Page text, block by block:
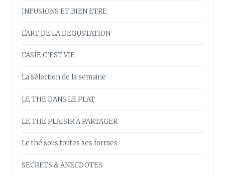
INFUSIONS ET BIEN ETRE
L’ART DE LA DEGUSTATION
L’ASIE C’EST VIE
La sélection de la semaine
LE THE DANS LE PLAT
LE THE PLAISIR A PARTAGER
Le thé sous toutes ses formes
SECRETS & ANECDOTES